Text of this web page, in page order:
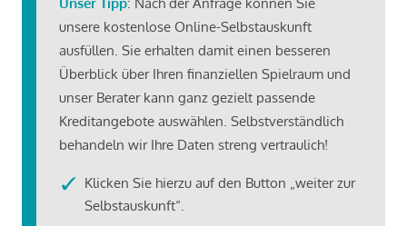
unsere kostenlose Online-Selbstauskunft
ausfüllen. Sie erhalten damit einen besseren
Überblick über Ihren finanziellen Spielraum und
unser Berater kann ganz gezielt passende
Kreditangebote auswählen. Selbstverständlich
behandeln wir Ihre Daten streng vertraulich!
Klicken Sie hierzu auf den Button „weiter zur
Selbstauskunft“.